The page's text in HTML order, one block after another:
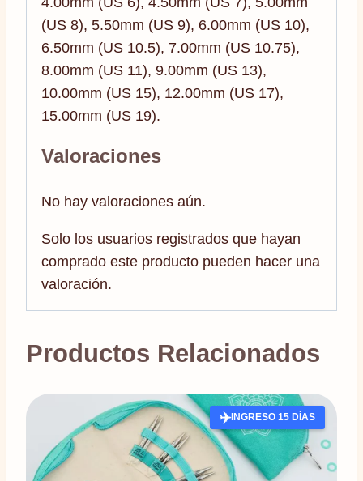
(US 8), 5.50mm (US 9), 6.00mm (US 10),
6.50mm (US 10.5), 7.00mm (US 10.75),
8.00mm (US 11), 9.00mm (US 13),
10.00mm (US 15), 12.00mm (US 17),
15.00mm (US 19).
Valoraciones
No hay valoraciones aún.
Solo los usuarios registrados que hayan
comprado este producto pueden hacer una
valoración.
Productos Relacionados
✈️INGRESO 15 DÍAS